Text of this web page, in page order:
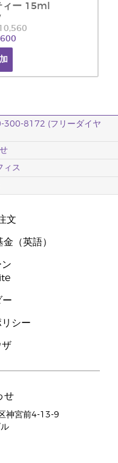
ィー 15ml
300-8172 (フリーダイヤ
ィス
文
（英語）
ー
シー
ザ
せ
神宮前4-13-9